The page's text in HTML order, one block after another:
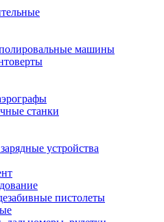
машины
станки
устройства
пистолеты